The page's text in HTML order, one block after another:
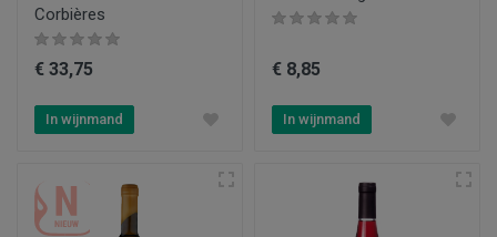
Corbières
€ 33,75
In wijnmand
€ 8,85
In wijnmand